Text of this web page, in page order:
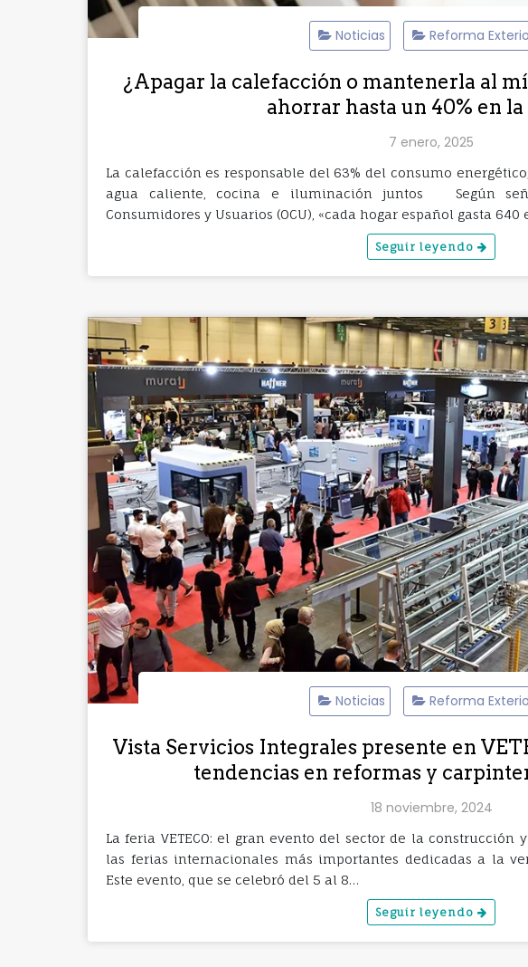
Noticias Reforma
¿Apagar la calefacción o mantenerla al
ahorrar hasta un 40% en
7 enero, 2025
La calefacción es responsable del 63% del consumo
agua caliente, cocina e iluminación juntos Según
Consumidores y Usuarios (OCU), «cada hogar español gasta
Seguir leyendo
Noticias Reforma
Vista Servicios Integrales presente en
tendencias en reformas y
18 noviembre, 2024
La feria VETECO: el gran evento del sector de la construcción
las ferias internacionales más importantes dedicadas a la
Este evento, que se celebró del 5 al 8…
Seguir leyendo